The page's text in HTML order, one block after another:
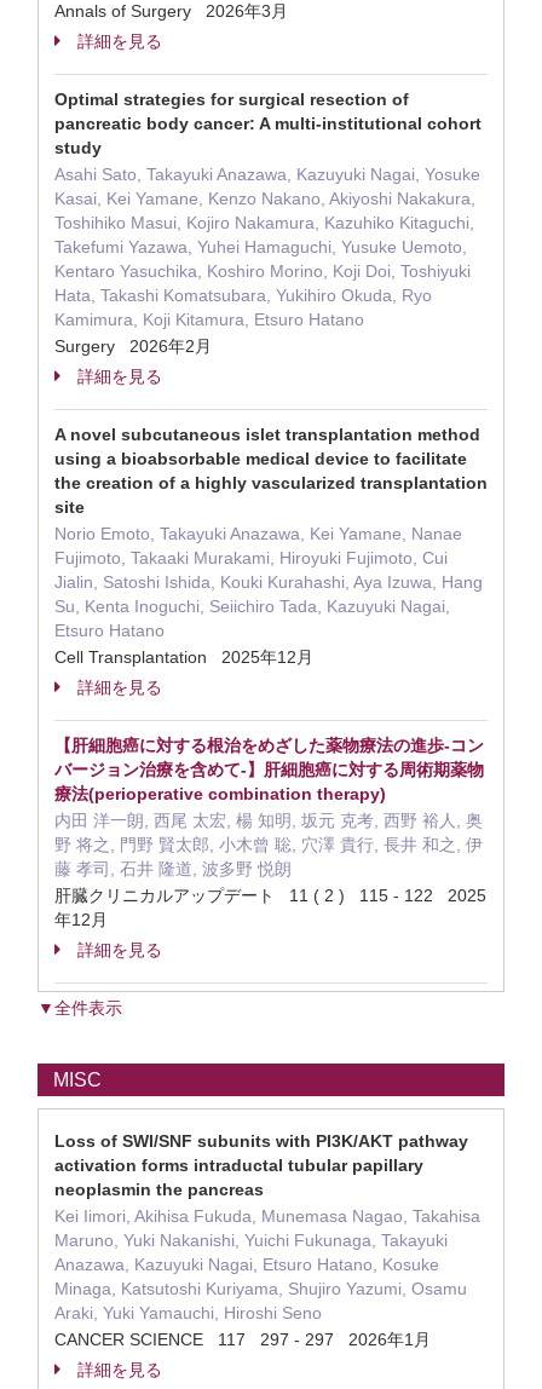
Annals of Surgery 2026年3月
詳細を見る
Optimal strategies for surgical resection of
pancreatic body cancer: A multi-institutional cohort
study
Asahi Sato, Takayuki Anazawa, Kazuyuki Nagai, Yosuke
Kasai, Kei Yamane, Kenzo Nakano, Akiyoshi Nakakura,
Toshihiko Masui, Kojiro Nakamura, Kazuhiko Kitaguchi,
Takefumi Yazawa, Yuhei Hamaguchi, Yusuke Uemoto,
Kentaro Yasuchika, Koshiro Morino, Koji Doi, Toshiyuki
Hata, Takashi Komatsubara, Yukihiro Okuda, Ryo
Kamimura, Koji Kitamura, Etsuro Hatano
Surgery 2026年2月
詳細を見る
A novel subcutaneous islet transplantation method
using a bioabsorbable medical device to facilitate
the creation of a highly vascularized transplantation
site
Norio Emoto, Takayuki Anazawa, Kei Yamane, Nanae
Fujimoto, Takaaki Murakami, Hiroyuki Fujimoto, Cui
Jialin, Satoshi Ishida, Kouki Kurahashi, Aya Izuwa, Hang
Su, Kenta Inoguchi, Seiichiro Tada, Kazuyuki Nagai,
Etsuro Hatano
Cell Transplantation 2025年12月
詳細を見る
【肝細胞癌に対する根治をめざした薬物療法の進歩-コン
バージョン治療を含めて-】肝細胞癌に対する周術期薬物
療法(perioperative combination therapy)
内田 洋一朗, 西尾 太宏, 楊 知明, 坂元 克考, 西野 裕人, 奥
野 将之, 門野 賢太郎, 小木曾 聡, 穴澤 貴行, 長井 和之, 伊
藤 孝司, 石井 隆道, 波多野 悦朗
肝臓クリニカルアップデート 11 ( 2 ) 115 - 122 2025
年12月
詳細を見る
▼全件表示
MISC
Loss of SWI/SNF subunits with PI3K/AKT pathway
activation forms intraductal tubular papillary
neoplasmin the pancreas
Kei Iimori, Akihisa Fukuda, Munemasa Nagao, Takahisa
Maruno, Yuki Nakanishi, Yuichi Fukunaga, Takayuki
Anazawa, Kazuyuki Nagai, Etsuro Hatano, Kosuke
Minaga, Katsutoshi Kuriyama, Shujiro Yazumi, Osamu
Araki, Yuki Yamauchi, Hiroshi Seno
CANCER SCIENCE 117 297 - 297 2026年1月
詳細を見る